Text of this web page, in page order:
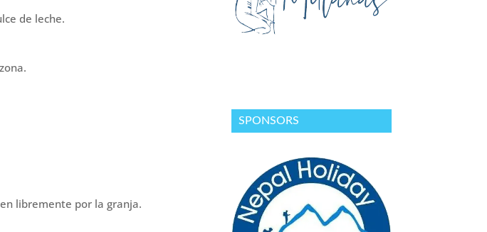
de leche.
libremente por la granja.
SPONSORS